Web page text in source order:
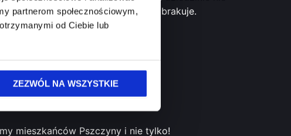
partnerom społecznościowym,
od Ciebie lub
ZEZWÓL NA WSZYSTKIE
spawaczy nadal brakuje.
mieszkańców Pszczyny i nie tylko!